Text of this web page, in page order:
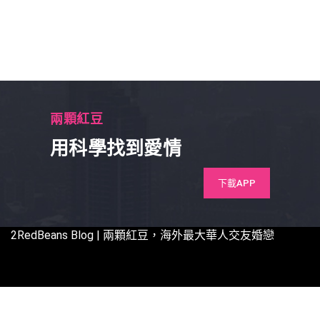
兩顆紅豆
用科學找到愛情
下載APP
2RedBeans Blog | 兩顆紅豆，海外最大華人交友婚戀